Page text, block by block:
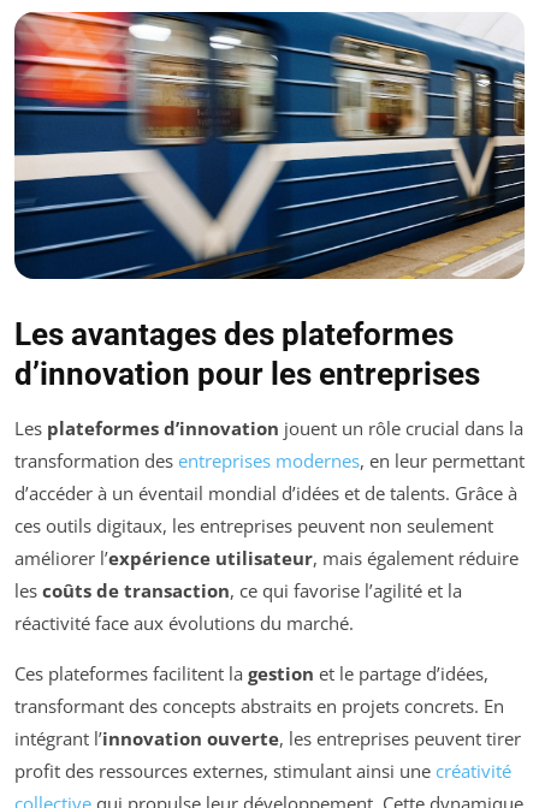
Les avantages des plateformes
d’innovation pour les entreprises
Les plateformes d’innovation jouent un rôle crucial dans la
transformation des entreprises modernes, en leur permettant
d’accéder à un éventail mondial d’idées et de talents. Grâce à
ces outils digitaux, les entreprises peuvent non seulement
améliorer l’expérience utilisateur, mais également réduire
les coûts de transaction, ce qui favorise l’agilité et la
réactivité face aux évolutions du marché.
Ces plateformes facilitent la gestion et le partage d’idées,
transformant des concepts abstraits en projets concrets. En
intégrant l’innovation ouverte, les entreprises peuvent tirer
profit des ressources externes, stimulant ainsi une créativité
collective qui propulse leur développement. Cette dynamique